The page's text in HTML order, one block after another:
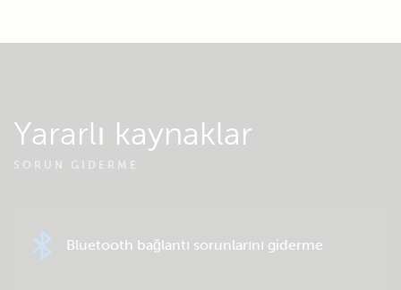
Yararlı kaynaklar
SORUN GIDERME
Bluetooth bağlantı sorunlarını giderme